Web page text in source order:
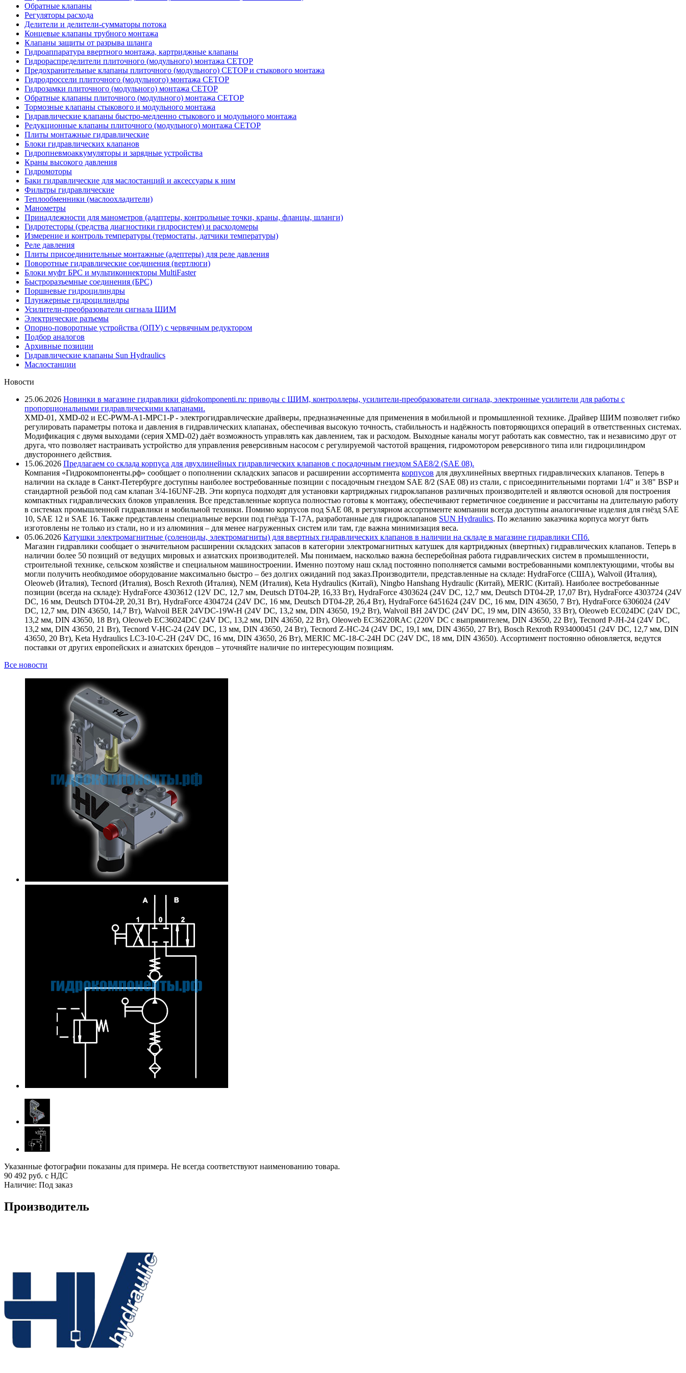
Обратные клапаны
Регуляторы расхода
Делители и делители-сумматоры потока
Концевые клапаны трубного монтажа
Клапаны защиты от разрыва шланга
Гидроаппаратура ввертного монтажа, картриджные клапаны
Гидрораспределители плиточного (модульного) монтажa CETOP
Предохранительные клапаны плиточного (модульного) CETOP и стыкового монтажа
Гидродроссели плиточного (модульного) монтажа CETOP
Гидрозамки плиточного (модульного) монтажа CETOP
Обратные клапаны плиточного (модульного) монтажа CETOP
Тормозные клапаны стыкового и модульного монтажа
Гидравлические клапаны быстро-медленно стыкового и модульного монтажа
Редукционные клапаны плиточного (модульного) монтажа CETOP
Плиты монтажные гидравлические
Блоки гидравлических клапанов
Гидропневмоаккумуляторы и зарядные устройства
Краны высокого давления
Гидромоторы
Баки гидравлические для маслостанций и аксессуары к ним
Фильтры гидравлические
Теплообменники (маслоохладители)
Манометры
Принадлежности для манометров (адаптеры, контрольные точки, краны, фланцы, шланги)
Гидротесторы (средства диагностики гидросистем) и расходомеры
Измерение и контроль температуры (термостаты, датчики температуры)
Реле давления
Плиты присоединительные монтажные (адептеры) для реле давления
Поворотные гидравлические соединения (вертлюги)
Блоки муфт БРС и мультиконнекторы MultiFaster
Быстроразъемные соединения (БРС)
Поршневые гидроцилиндры
Плунжерные гидроцилиндры
Усилители-преобразователи сигнала ШИМ
Электрические разъемы
Опорно-поворотные устройства (ОПУ) с червячным редуктором
Подбор аналогов
Архивные позиции
Гидравлические клапаны Sun Hydraulics
Маслостанции
Новости
25.06.2026 Новинки в магазине гидравлики gidrokomponenti.ru: приводы с ШИМ, контроллеры, усилители-преобразователи сигнала, электронные усилители для работы с
пропорциональными гидравлическими клапанами.
XMD-01, XMD-02 и EC-PWM-A1-MPC1-P - электрогидравлические драйверы, предназначенные для применения в мобильной и промышленной технике. Драйвер ШИМ позволяет гибко
регулировать параметры потока и давления в гидравлических клапанах, обеспечивая высокую точность, стабильность и надёжность повторяющихся операций в ответственных системах.
Модификация с двумя выходами (серия XMD-02) даёт возможность управлять как давлением, так и расходом. Выходные каналы могут работать как совместно, так и независимо друг от
друга, что позволяет настраивать устройство для управления реверсивным насосом с регулируемой частотой вращения, гидромотором реверсивного типа или гидроцилиндром
двустороннего действия.
15.06.2026 Предлагаем со склада корпуса для двухлинейных гидравлических клапанов с посадочным гнездом SAE8/2 (SAE 08).
Компания «Гидрокомпоненты.рф» сообщает о пополнении складских запасов и расширении ассортимента корпусов для двухлинейных ввертных гидравлических клапанов. Теперь в
наличии на складе в Санкт-Петербурге доступны наиболее востребованные позиции с посадочным гнездом SAE 8/2 (SAE 08) из стали, с присоединительными портами 1/4" и 3/8" BSP и
стандартной резьбой под сам клапан 3/4-16UNF-2B. Эти корпуса подходят для установки картриджных гидроклапанов различных производителей и являются основой для построения
компактных гидравлических блоков управления. Все представленные корпуса полностью готовы к монтажу, обеспечивают герметичное соединение и рассчитаны на длительную работу
в системах промышленной гидравлики и мобильной техники. Помимо корпусов под SAE 08, в регулярном ассортименте компании всегда доступны аналогичные изделия для гнёзд SAE
10, SAE 12 и SAE 16. Также представлены специальные версии под гнёзда T-17A, разработанные для гидроклапанов SUN Hydraulics. По желанию заказчика корпуса могут быть
изготовлены не только из стали, но и из алюминия – для менее нагруженных систем или там, где важна минимизация веса.
05.06.2026 Катушки электромагнитные (соленоиды, электромагниты) для ввертных гидравлических клапанов в наличии на складе в магазине гидравлики СПб.
Магазин гидравлики сообщает о значительном расширении складских запасов в категории электромагнитных катушек для картриджных (ввертных) гидравлических клапанов. Теперь в
наличии более 50 позиций от ведущих мировых и азиатских производителей. Мы понимаем, насколько важна бесперебойная работа гидравлических систем в промышленности,
строительной технике, сельском хозяйстве и специальном машиностроении. Именно поэтому наш склад постоянно пополняется самыми востребованными комплектующими, чтобы вы
могли получить необходимое оборудование максимально быстро – без долгих ожиданий под заказ.Производители, представленные на складе: HydraForce (США), Walvoil (Италия),
Oleoweb (Италия), Tecnord (Италия), Bosch Rexroth (Италия), NEM (Италия), Keta Hydraulics (Китай), Ningbo Hanshang Hydraulic (Китай), MERIC (Китай). Наиболее востребованные
позиции (всегда на складе): HydraForce 4303612 (12V DC, 12,7 мм, Deutsch DT04-2P, 16,33 Вт), HydraForce 4303624 (24V DC, 12,7 мм, Deutsch DT04-2P, 17,07 Вт), HydraForce 4303724 (24V
DC, 16 мм, Deutsch DT04-2P, 20,31 Вт), HydraForce 4304724 (24V DC, 16 мм, Deutsch DT04-2P, 26,4 Вт), HydraForce 6451624 (24V DC, 16 мм, DIN 43650, 7 Вт), HydraForce 6306024 (24V
DC, 12,7 мм, DIN 43650, 14,7 Вт), Walvoil BER 24VDC-19W-H (24V DC, 13,2 мм, DIN 43650, 19,2 Вт), Walvoil BH 24VDC (24V DC, 19 мм, DIN 43650, 33 Вт), Oleoweb EC024DC (24V DC,
13,2 мм, DIN 43650, 18 Вт), Oleoweb EC36024DC (24V DC, 13,2 мм, DIN 43650, 22 Вт), Oleoweb EC36220RAC (220V DC с выпрямителем, DIN 43650, 22 Вт), Tecnord P-JH-24 (24V DC,
13,2 мм, DIN 43650, 21 Вт), Tecnord V-HC-24 (24V DC, 13 мм, DIN 43650, 24 Вт), Tecnord Z-HC-24 (24V DC, 19,1 мм, DIN 43650, 27 Вт), Bosch Rexroth R934000451 (24V DC, 12,7 мм, DIN
43650, 20 Вт), Keta Hydraulics LC3-10-C-2H (24V DC, 16 мм, DIN 43650, 26 Вт), MERIC MC-18-C-24H DC (24V DC, 18 мм, DIN 43650). Ассортимент постоянно обновляется, ведутся
поставки от других европейских и азиатских брендов – уточняйте наличие по интересующим позициям.
Все новости
Указанные фотографии показаны для примера. Не всегда соответствуют наименованию товара.
90 492 руб. с НДС
Наличие: Под заказ
Производитель